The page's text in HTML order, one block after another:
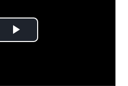
Play